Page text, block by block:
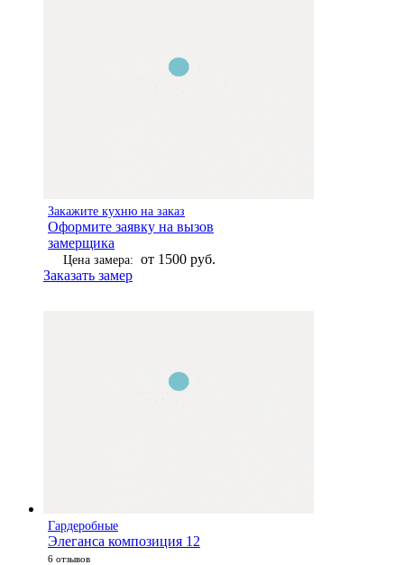
Закажите кухню на заказ
Оформите заявку на вызов
замерщика
Цена замера: от 1500 руб.
Заказать замер
Гардеробные
Элеганса композиция 12
6 отзывов